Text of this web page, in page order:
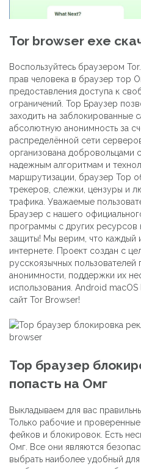
Tor browser exe
Воспользуйтесь браузером
прав человека в браузер тор
предоставления доступа к
ограничений. Тор Браузер
заходить на заблокированные
абсолютную анонимность за
распределённой сети
организована добровольцами
надежным алгоритмам и
маршрутизации, браузер Тор
трекеров, слежки, цензуры и
трафика. Уважаемые
Браузер с нашего
программы с других ресурсов
защиты! Мы верим, что каждый
интернете. Проект создан с
русскоязычных
анонимности, поддержки их
использования. Android
сайт Tor Browser!
Тор браузер
попасть на Омг
Выкладываем для вас
Только рабочие и
фейков и блокировок. Есть
Омг. Все они являются
выбрать наиболее удобный